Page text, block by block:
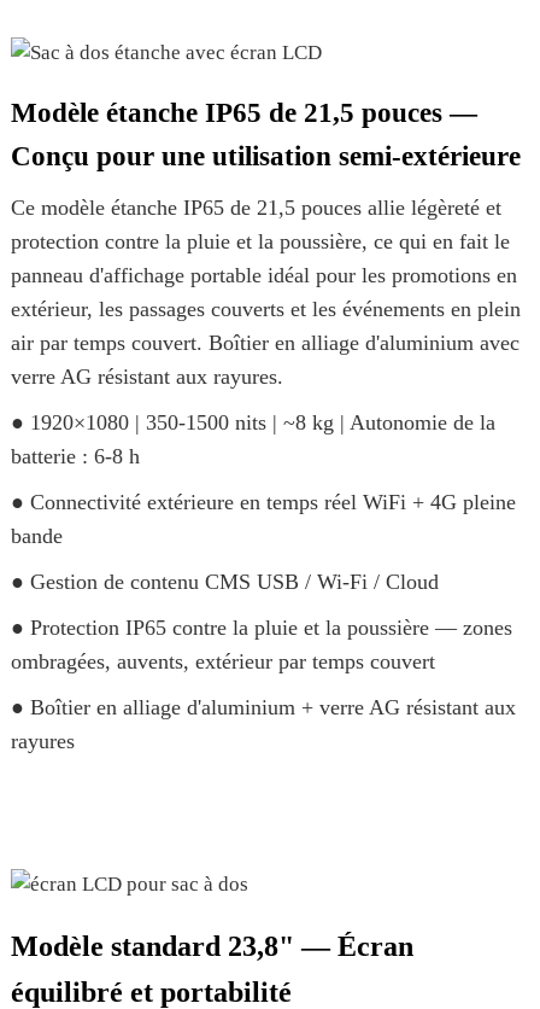
Modèle étanche IP65 de 21,5 pouces —
Conçu pour une utilisation semi-extérieure
Ce modèle étanche IP65 de 21,5 pouces allie légèreté et
protection contre la pluie et la poussière, ce qui en fait le
panneau d'affichage portable idéal pour les promotions en
extérieur, les passages couverts et les événements en plein
air par temps couvert. Boîtier en alliage d'aluminium avec
verre AG résistant aux rayures.
● 1920×1080 | 350-1500 nits | ~8 kg | Autonomie de la
batterie : 6-8 h
● Connectivité extérieure en temps réel WiFi + 4G pleine
bande
● Gestion de contenu CMS USB / Wi-Fi / Cloud
● Protection IP65 contre la pluie et la poussière — zones
ombragées, auvents, extérieur par temps couvert
● Boîtier en alliage d'aluminium + verre AG résistant aux
rayures
Modèle standard 23,8" — Écran
équilibré et portabilité